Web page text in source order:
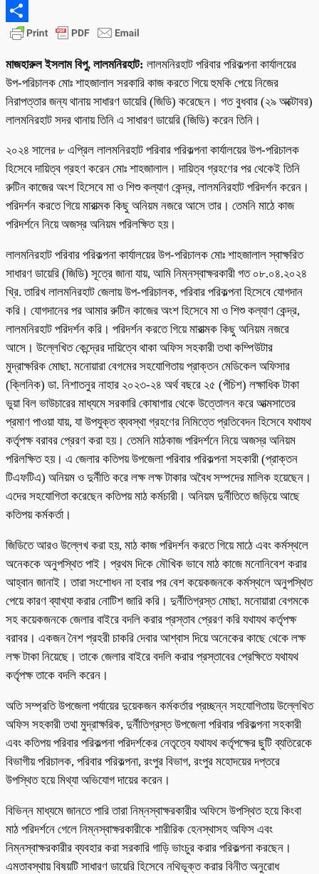
Email
Share
মাজহারুল ইসলাম বিপু, লালমনিরহাট: লালমনিরহাট পরিবার পরিকল্পনা কার্যালয়ের
উপ-পরিচালক মোঃ শাহজালাল সরকারি কাজ করতে গিয়ে হুমকি পেয়ে নিজের
নিরাপত্তার জন্য থানায় সাধারণ ডায়েরি (জিডি) করেছেন। গত বুধবার (২৯ অক্টোবর)
লালমনিরহাট সদর থানায় তিনি এ সাধারণ ডায়েরি (জিডি) করেন তিনি।
২০২৪ সালের ৮ এপ্রিল লালমনিরহাট পরিবার পরিকল্পনা কার্যালয়ের উপ-পরিচালক
হিসেবে দায়িত্ব গ্রহণ করেন মোঃ শাহজালাল। দায়িত্ব গ্রহণের পর থেকেই তিনি
রুটিন কাজের অংশ হিসেবে মা ও শিশু কল্যাণ কেন্দ্র, লালমনিরহাট পরিদর্শন করেন।
পরিদর্শন করতে গিয়ে মারাত্মক কিছু অনিয়ম নজরে আসে তার। তেমনি মাঠে কাজ
পরিদর্শনে নিয়ে অজস্র অনিয়ম পরিলক্ষিত হয়।
লালমনিরহাট পরিবার পরিকল্পনা কার্যালয়ের উপ-পরিচালক মোঃ শাহজালাল স্বাক্ষরিত
সাধারণ ডায়েরি (জিডি) সূত্রে জানা যায়, আমি নিম্নস্বাক্ষরকারী গত ০৮.০৪.২০২৪
খ্রি. তারিখ লালমনিরহাট জেলায় উপ-পরিচালক, পরিবার পরিকল্পনা হিসেবে যোগদান
করি। যোগদানের পর আমার রুটিন কাজের অংশ হিসেবে মা ও শিশু কল্যাণ কেন্দ্র,
লালমনিরহাট পরিদর্শন করি। পরিদর্শন করতে গিয়ে মারাত্মক কিছু অনিয়ম নজরে
আসে। উল্লেখিত কেন্দ্রের দায়িত্বে থাকা অফিস সহকারী তথা কম্পিউটার
মুদ্রাক্ষরিক মোছা. মনোয়ারা বেগমের সহযোগিতায় প্রাক্তন মেডিকেল অফিসার
(ক্লিনিক) ডা. নিশাতনুর নাহার ২০২৩-২৪ অর্থ বছরে ২৫ (পঁচিশ) লক্ষাধিক টাকা
ভুয়া বিল ভাউচারের মাধ্যমে সরকারি কোষাগার থেকে উত্তোলন করে আত্মসাতের
প্রমাণ পাওয়া যায়, যা উপযুক্ত ব্যবস্থা গ্রহণের নিমিত্তে প্রতিবেদন হিসেবে যথাযথ
কর্তৃপক্ষ বরাবর প্রেরণ করা হয়। তেমনি মাঠকাজ পরিদর্শনে নিয়ে অজস্র অনিয়ম
পরিলক্ষিত হয়। এ জেলার কতিপয় উপজেলা পরিবার পরিকল্পনা সহকারী (প্রাক্তন
টিএফটিএ) অনিয়ম ও দুর্নীতি করে লক্ষ লক্ষ টাকার অবৈধ সম্পদের মালিক হয়েছেন।
এদের সহযোগিতা করেছেন কতিপয় মাঠ কর্মচারী। অনিয়ম দুর্নীতিতে জড়িয়ে আছে
কতিপয় কর্মকর্তা।
জিডিতে আরও উল্লেখ করা হয়, মাঠ কাজ পরিদর্শন করতে গিয়ে মাঠে এবং কর্মস্থলে
অনেককে অনুপস্থিত পাই। প্রথম দিকে মৌখিক ভাবে মাঠ কাজে মনোনিবেশ করার
আহ্বান জানাই। তারা সংশোধন না হবার পর বেশ কয়েকজনকে কর্মস্থলে অনুপস্থিত
পেয়ে কারণ ব্যাখ্যা করার নোটিশ জারি করি। দুর্নীতিগ্রস্ত মোছা. মনোয়ারা বেগমকে
সহ কয়েকজনকে জেলার বাইরে বদলি করার প্রস্তাব প্রেরণ করি যথাযথ কর্তৃপক্ষ
বরাবর। একজন নৈশ প্রহরী চাকরি দেবার আশ্বাস দিয়ে অনেকের কাছে থেকে লক্ষ
লক্ষ টাকা নিয়েছে। তাকে জেলার বাইরে বদলি করার প্রস্তাবের প্রেক্ষিতে যথাযথ
কর্তৃপক্ষ তাকে বদলি করেন।
অতি সম্প্রতি উপজেলা পর্যায়ের দুয়েকজন কর্মকর্তার প্রচ্ছন্ন সহযোগিতায় উল্লেখিত
অফিস সহকারী তথা মুদ্রাক্ষরিক, দুর্নীতিগ্রস্ত উপজেলা পরিবার পরিকল্পনা সহকারী
এবং কতিপয় পরিবার পরিকল্পনা পরিদর্শকের নেতৃত্বে যথাযথ কর্তৃপক্ষের ছুটি ব্যতিরেকে
বিভাগীয় পরিচালক, পরিবার পরিকল্পনা, রংপুর বিভাগ, রংপুর মহোদয়ের দপ্তরে
উপস্থিত হয়ে মিথ্যা অভিযোগ দায়ের করেন।
বিভিন্ন মাধ্যমে জানতে পারি তারা নিম্নস্বাক্ষরকারীর অফিসে উপস্থিত হয়ে কিংবা
মাঠ পরিদর্শনে গেলে নিম্নস্বাক্ষরকারীকে শারীরিক হেনস্থাসহ অফিস এবং
নিম্নস্বাক্ষরকারীর ব্যবহার করা সরকারি গাড়ি ভাংচুর করার পরিকল্পনা করছেন।
এমতাবস্থায় বিষয়টি সাধারণ ডায়েরি হিসেবে নথিভূক্ত করার বিনীত অনুরোধ